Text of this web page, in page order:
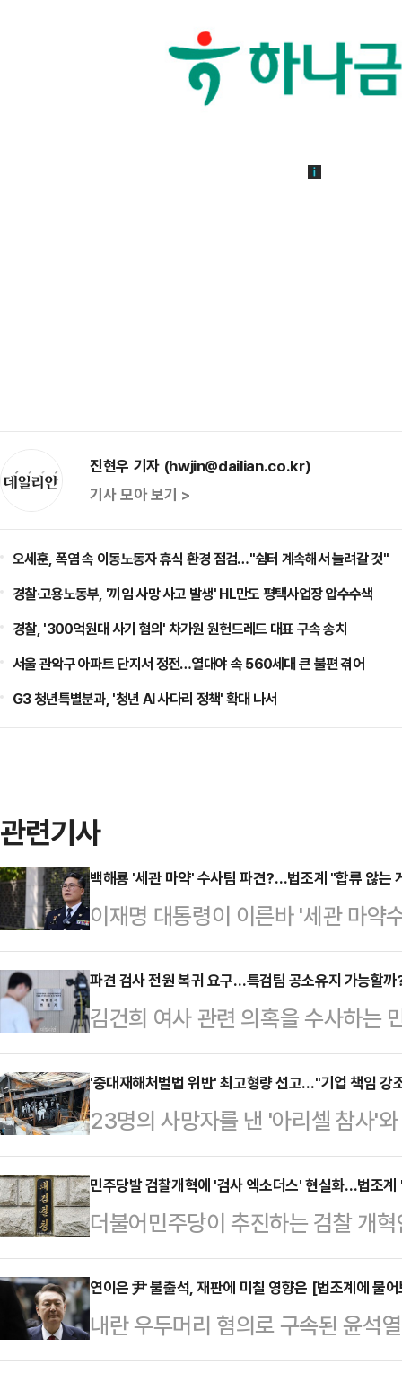
진현우 기자 (hwjin@dailian.co.kr)
기사 모아 보기 >
오세훈, 폭염 속 이동노동자 휴식 환경 점검…"쉼터 계속해서 늘려갈 것"
경찰·고용노동부, '끼임 사망 사고 발생' HL만도 평택사업장 압수수색
경찰, '300억원대 사기 혐의' 차가원 원헌드레드 대표 구속 송치
서울 관악구 아파트 단지서 정전…열대야 속 560세대 큰 불편 겪어
G3 청년특별분과, '청년 AI 사다리 정책' 확대 나서
관련기사
백해룡 '세관 마약' 수사팀 파견?…법조계 "합류 않는
이재명 대통령이 이른바 '세관 마약
백해룡 경정을 파견하라고 지시한
견하겠다는 입장을 밝혔다. 법조계
관계자인 백 경정은 수사팀에 합류
경정의 합류에 문제가 없다는 주장
경찰청장 직무대행은 이날 정례 기
에서 요청해 오면 검토할 것"이라
여하는 팀을 통해 검찰이…
파견 검사 전원 복귀 요구…특검팀 공소유지 가능할
김건희 여사 관련 의혹을 수사하는
원과 수사관 대부분이 검찰청 복귀
문제가 화두로 떠올랐다.파견 검사
혀 실제로 이들의 원대 복귀가 이뤄
공소유지에 나서야 할 것으로 보인
갈 경우 특검팀이 기소한 사건들의
검찰청 폐지와 맞물려 '공소유지 인
발목이 잡힐 가능성이…
'중대재해처벌법 위반' 최고형량 선고…"기업 책임
23명의 사망자를 낸 '아리셀 참사'
판에 넘겨진 박순관 아리셀 대표와
심에서 각각 징역 15년이라는 중형
중대재해처벌법 양형기준을 안건
가운데 아리셀 대표 등에 대한 판결
될지 법조계 등에서 주목하고 있다
사14부(고권홍 부장판사)는 이날
사) 위반, 파견법 위반,…
민주당발 검찰개혁에 '검사 엑소더스' 현실화…법조
더불어민주당이 추진하는 검찰 개
사라지게 된 검찰청에서 엑소더스(
다. 검찰청이 폐지된 후 수사권은
청이 각각 신설돼 나눠 가지게 되는
리를 옮기거나, 기소·불기소 여부
연이은 尹 불출석, 재판에 미칠 영향은 [법조계에 물
내란 우두머리 혐의로 구속된 윤석
을 드러내지 않고 있다. 재판부가 '